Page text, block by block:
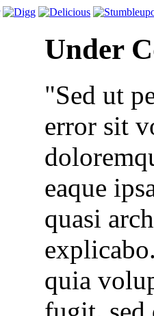
Under
"Sed ut
error sit
eaque
quasi
quia